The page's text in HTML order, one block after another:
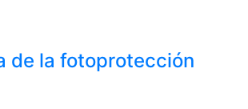
de la fotoprotección